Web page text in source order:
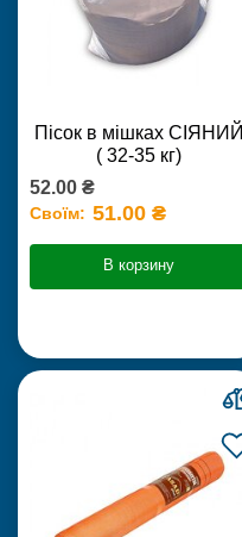
Пісок в мішках СІЯНИЙ
( 32-35 кг)
52.00 ₴
Своїм: 51.00 ₴
В корзину